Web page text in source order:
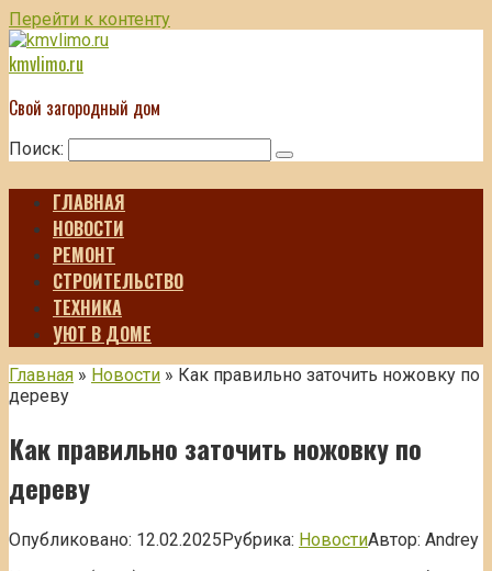
Перейти к контенту
kmvlimo.ru
Свой загородный дом
Поиск:
ГЛАВНАЯ
НОВОСТИ
РЕМОНТ
СТРОИТЕЛЬСТВО
ТЕХНИКА
УЮТ В ДОМЕ
Главная » Новости » Как правильно заточить ножовку по
дереву
Как правильно заточить ножовку по
дереву
Опубликовано: 12.02.2025Рубрика: НовостиАвтор: Andrey